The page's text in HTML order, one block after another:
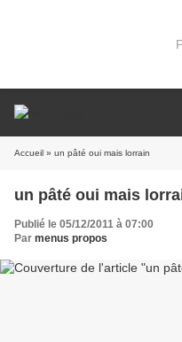
Accueil » un pâté oui mais lorrain
un pâté oui mais
Publié le 05/12/2011 à 07:00
Par menus propos